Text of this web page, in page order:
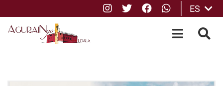
Instagram
TwitterFacebook
whatsApp
ES
OPEN-